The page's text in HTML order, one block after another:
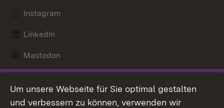
Instagram
LinkedIn
Mastodon
X / Twitter
Um unsere Webseite für Sie optimal gestalten
und verbessern zu können, verwenden wir